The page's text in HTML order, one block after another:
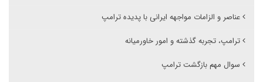
عناصر و الزامات مواجهه ایرانی با پدیده ترامپ
ترامپ، تجربه گذشته و امور خاورمیانه
سوال مهم بازگشت ترامپ